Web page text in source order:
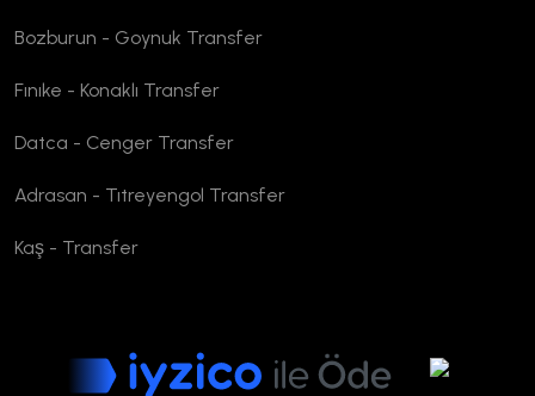
Bozburun - Goynuk Transfer
Fınıke - Konaklı Transfer
Datca - Cenger Transfer
Adrasan - Tıtreyengol Transfer
Kaş - Transfer